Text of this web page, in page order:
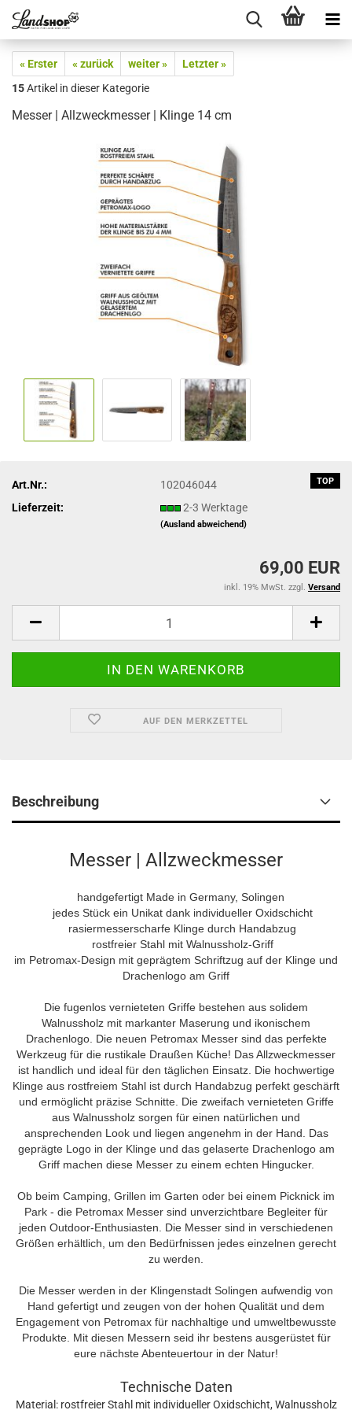
« Erster « zurück weiter »
Letzter »
15Artikel in dieser Kategorie
Messer | Allzweckmesser | Klinge 14 cm
TOP
Art.Nr.:
102046044
Lieferzeit:
2-3 Werktage
(Ausland abweichend)
69,00 EUR
inkl. 19% MwSt. zzgl. Versand
AUF DEN MERKZETTEL
Beschreibung
Messer | Allzweckmesser
handgefertigt Made in Germany, Solingen
jedes Stück ein Unikat dank individueller Oxidschicht
rasiermesserscharfe Klinge durch Handabzug
rostfreier Stahl mit Walnussholz-Griff
im Petromax-Design mit geprägtem Schriftzug auf der Klinge und
Drachenlogo am Griff
Die fugenlos vernieteten Griffe bestehen aus solidem
Walnussholz mit markanter Maserung und ikonischem
Drachenlogo. Die neuen Petromax Messer sind das perfekte
Werkzeug für die rustikale Draußen Küche! Das Allzweckmesser
ist handlich und ideal für den täglichen Einsatz. Die hochwertige
Klinge aus rostfreiem Stahl ist durch Handabzug perfekt geschärft
und ermöglicht präzise Schnitte. Die zweifach vernieteten Griffe
aus Walnussholz sorgen für einen natürlichen und
ansprechenden Look und liegen angenehm in der Hand. Das
geprägte Logo in der Klinge und das gelaserte Drachenlogo am
Griff machen diese Messer zu einem echten Hingucker.
Ob beim Camping, Grillen im Garten oder bei einem Picknick im
Park - die Petromax Messer sind unverzichtbare Begleiter für
jeden Outdoor-Enthusiasten. Die Messer sind in verschiedenen
Größen erhältlich, um den Bedürfnissen jedes einzelnen gerecht
zu werden.
Die Messer werden in der Klingenstadt Solingen aufwendig von
Hand gefertigt und zeugen von der hohen Qualität und dem
Engagement von Petromax für nachhaltige und umweltbewusste
Produkte. Mit diesen Messern seid ihr bestens ausgerüstet für
eure nächste Abenteuertour in der Natur!
Technische Daten
Material: rostfreier Stahl mit individueller Oxidschicht, Walnussholz